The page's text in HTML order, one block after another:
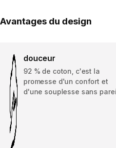
Avantages du design
douceur
92 % de coton, c'est la
promesse d'un confort et
d'une souplesse sans